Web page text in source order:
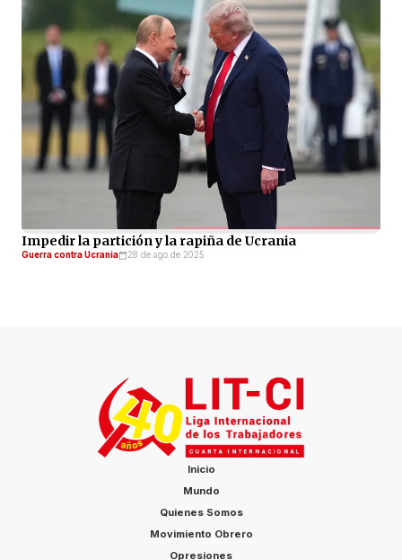
Impedir la partición y la rapiña de Ucrania
Guerra contra Ucrania 28 de ago de 2025
Inicio
Mundo
Quienes Somos
Movimiento Obrero
Opresiones